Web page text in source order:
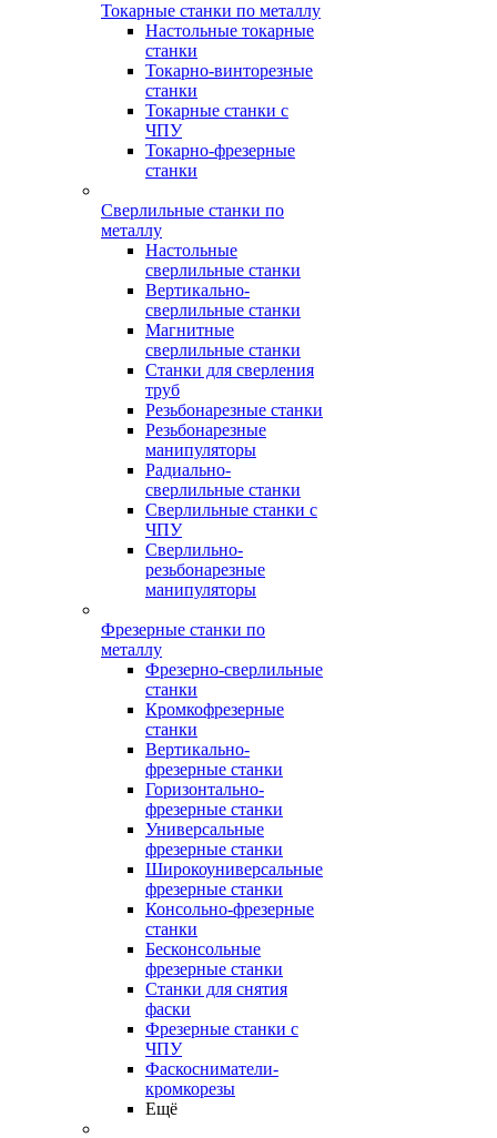
Токарные станки по металлу
Настольные токарные
станки
Токарно-винторезные
станки
Токарные станки с
ЧПУ
Токарно-фрезерные
станки
Сверлильные станки по
металлу
Настольные
сверлильные станки
Вертикально-
сверлильные станки
Магнитные
сверлильные станки
Станки для сверления
труб
Резьбонарезные станки
Резьбонарезные
манипуляторы
Радиально-
сверлильные станки
Сверлильные станки с
ЧПУ
Сверлильно-
резьбонарезные
манипуляторы
Фрезерные станки по
металлу
Фрезерно-сверлильные
станки
Кромкофрезерные
станки
Вертикально-
фрезерные станки
Горизонтально-
фрезерные станки
Универсальные
фрезерные станки
Широкоуниверсальные
фрезерные станки
Консольно-фрезерные
станки
Бесконсольные
фрезерные станки
Станки для снятия
фаски
Фрезерные станки с
ЧПУ
Фаскосниматели-
кромкорезы
Ещё